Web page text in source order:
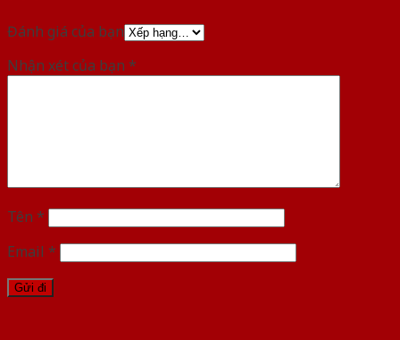
Đánh giá của bạn
Nhận xét của bạn *
Tên *
Email *